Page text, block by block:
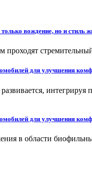
вождение, но и стиль
проходят
для улучшения
для улучшения
в области